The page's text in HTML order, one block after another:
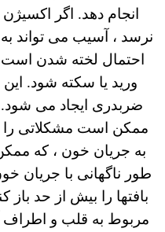
انجام دهد. اگر
نرسد ، آسیب می تواند
احتمال لخته شدن است
ورید یا سکته شود. این
ضربدری ایجاد می شود.
ممکن است مشکلاتی را
به جریان خون ، که
طور ناگهانی با
بافتها را بیش از حد باز
مربوط به قلب و اطراف